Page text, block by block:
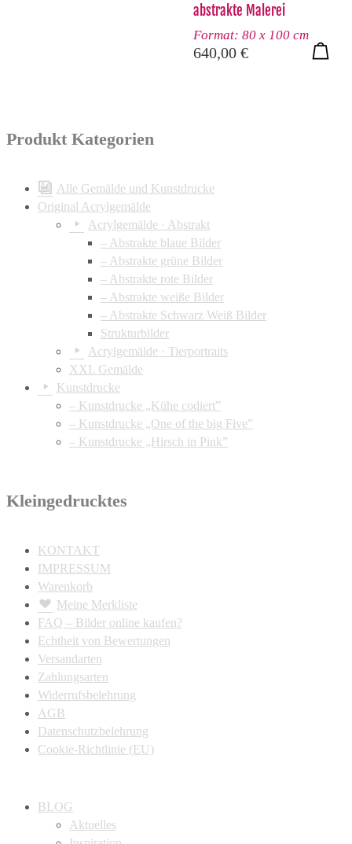
abstrakte Malerei
Format: 80 x 100 cm
640,00 €
Produkt Kategorien
Alle Gemälde und Kunstdrucke
Original Acrylgemälde
Acrylgemälde · Abstrakt
– Abstrakte blaue Bilder
– Abstrakte grüne Bilder
– Abstrakte rote Bilder
– Abstrakte weiße Bilder
– Abstrakte Schwarz Weiß Bilder
Strukturbilder
Acrylgemälde · Tierportraits
XXL Gemälde
Kunstdrucke
– Kunstdrucke „Kühe codiert”
– Kunstdrucke „One of the big Five”
– Kunstdrucke „Hirsch in Pink”
Kleingedrucktes
KONTAKT
IMPRESSUM
Warenkorb
Meine Merkliste
FAQ – Bilder online kaufen?
Echtheit von Bewertungen
Versandarten
Zahlungsarten
Widerrufsbelehrung
AGB
Datenschutzbelehrung
Cookie-Richtlinie (EU)
BLOG
Aktuelles